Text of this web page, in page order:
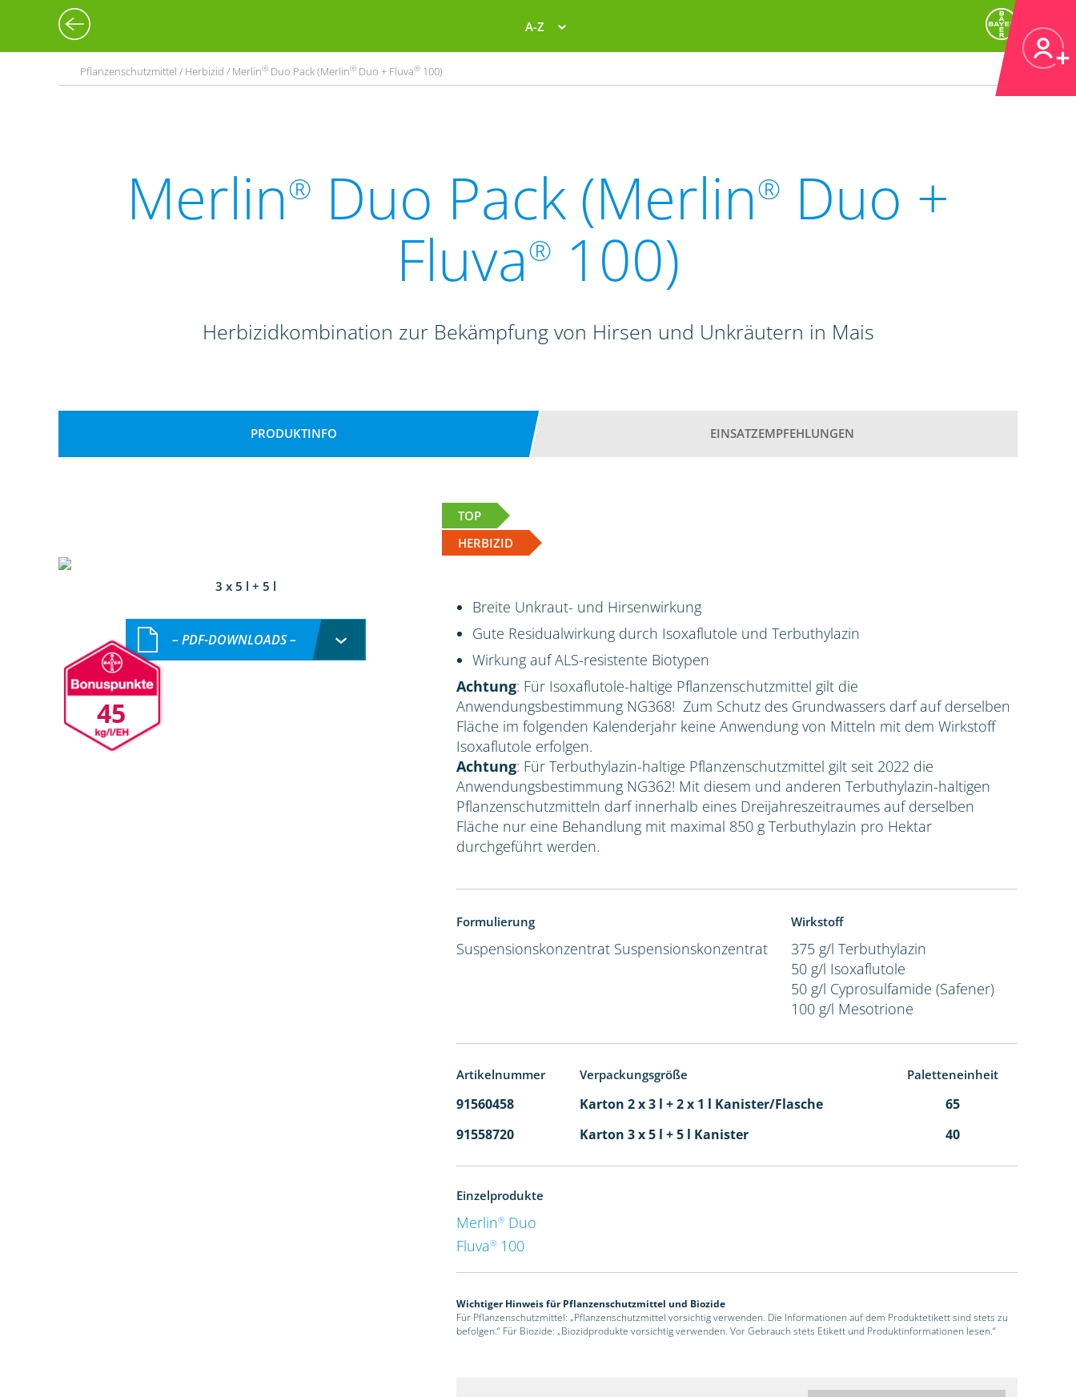
A-Z
Pflanzenschutzmittel / Herbizid / Merlin® Duo Pack (Merlin® Duo + Fluva® 100)
Merlin® Duo Pack (Merlin® Duo +
Fluva® 100)
Herbizidkombination zur Bekämpfung von Hirsen und Unkräutern in Mais
PRODUKTINFO EINSATZEMPFEHLUNGEN
TOP
HERBIZID
3 x 5 l + 5 l
45
– PDF-DOWNLOADS –
Breite Unkraut- und Hirsenwirkung
Gute Residualwirkung durch Isoxaflutole und Terbuthylazin
Wirkung auf ALS-resistente Biotypen
Achtung: Für Isoxaflutole-haltige Pflanzenschutzmittel gilt die
Anwendungsbestimmung NG368! Zum Schutz des Grundwassers darf auf derselben
Fläche im folgenden Kalenderjahr keine Anwendung von Mitteln mit dem Wirkstoff
Isoxaflutole erfolgen.
Achtung: Für Terbuthylazin-haltige Pflanzenschutzmittel gilt seit 2022 die
Anwendungsbestimmung NG362! Mit diesem und anderen Terbuthylazin-haltigen
Pflanzenschutzmitteln darf innerhalb eines Dreijahreszeitraumes auf derselben
Fläche nur eine Behandlung mit maximal 850 g Terbuthylazin pro Hektar
durchgeführt werden.
Formulierung
Suspensionskonzentrat Suspensionskonzentrat
Wirkstoff
375 g/l Terbuthylazin
50 g/l Isoxaflutole
50 g/l Cyprosulfamide (Safener)
100 g/l Mesotrione
Artikelnummer Verpackungsgröße Paletteneinheit
91560458 Karton 2 x 3 l + 2 x 1 l Kanister/Flasche
65
91558720
Karton 3 x 5 l + 5 l Kanister 40
Einzelprodukte
Merlin® Duo
Fluva® 100
Wichtiger Hinweis für Pflanzenschutzmittel und Biozide
Für Pflanzenschutzmittel: „Pflanzenschutzmittel vorsichtig verwenden. Die Informationen auf dem Produktetikett sind stets zu
befolgen.“ Für Biozide: „Biozidprodukte vorsichtig verwenden. Vor Gebrauch stets Etikett und Produktinformationen lesen.“